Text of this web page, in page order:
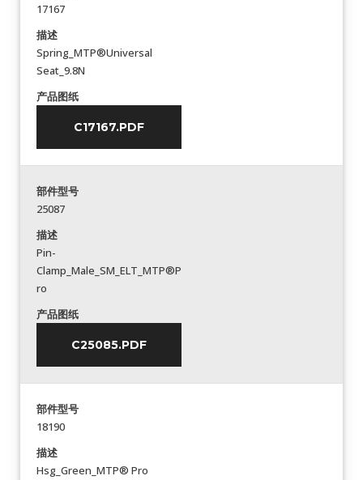
17167
描述
Spring_MTP®Universal
Seat_9.8N
产品图纸
C17167.PDF
部件型号
25087
描述
Pin-
Clamp_Male_SM_ELT_MTP®P
ro
产品图纸
C25085.PDF
部件型号
18190
描述
Hsg_Green_MTP® Pro